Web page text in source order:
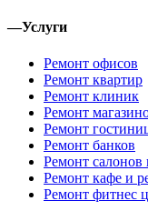
—Услуги
Ремонт офисов
Ремонт квартир
Ремонт клиник
Ремонт
Ремонт
Ремонт банков
Ремонт салонов
Ремонт кафе и
Ремонт фитнес